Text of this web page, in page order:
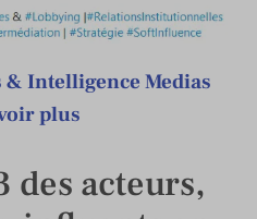
& Intelligence Medias
plus
des acteurs,